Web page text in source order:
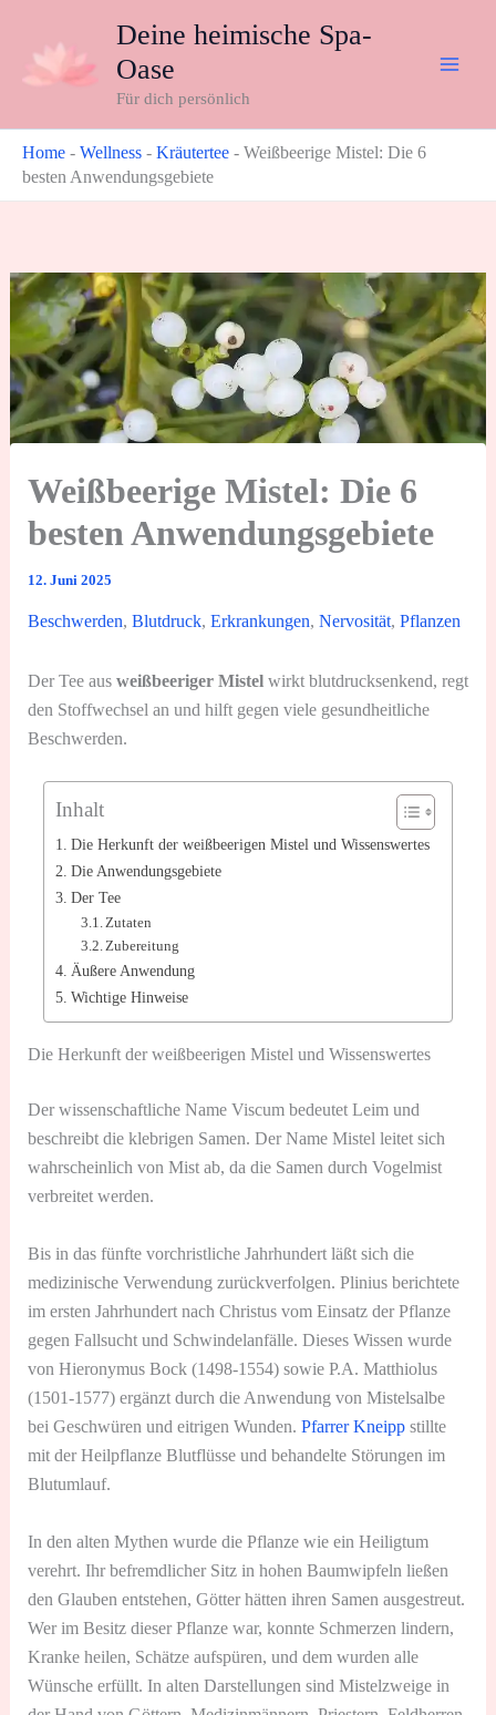
springen
Deine heimische Spa-
Oase
Für dich persönlich
Home - Wellness - Kräutertee - Weißbeerige Mistel: Die 6
besten Anwendungsgebiete
Weißbeerige Mistel: Die 6
besten Anwendungsgebiete
12. Juni 2025
Beschwerden, Blutdruck, Erkrankungen, Nervosität, Pflanzen
Der Tee aus weißbeeriger Mistelwirkt blutdrucksenkend, regt
den Stoffwechsel an und hilft gegen viele gesundheitliche
Beschwerden.
Inhalt
Die Herkunft der weißbeerigen Mistel und Wissenswertes
Die Anwendungsgebiete
Der Tee
Zutaten
Zubereitung
Äußere Anwendung
Wichtige Hinweise
Die Herkunft der weißbeerigen Mistel und Wissenswertes
Der wissenschaftliche Name Viscum bedeutet Leim und
beschreibt die klebrigen Samen. Der Name Mistel leitet sich
wahrscheinlich von Mist ab, da die Samen durch Vogelmist
verbreitet werden.
Bis in das fünfte vorchristliche Jahrhundert läßt sich die
medizinische Verwendung zurückverfolgen. Plinius berichtete
im ersten Jahrhundert nach Christus vom Einsatz der Pflanze
gegen Fallsucht und Schwindelanfälle. Dieses Wissen wurde
von Hieronymus Bock (1498-1554) sowie P.A. Matthiolus
(1501-1577) ergänzt durch die Anwendung von Mistelsalbe
bei Geschwüren und eitrigen Wunden. Pfarrer Kneippstillte
mit der Heilpflanze Blutflüsse und behandelte Störungen im
Blutumlauf.
In den alten Mythen wurde die Pflanze wie ein Heiligtum
verehrt. Ihr befremdlicher Sitz in hohen Baumwipfeln ließen
den Glauben entstehen, Götter hätten ihren Samen ausgestreut.
Wer im Besitz dieser Pflanze war, konnte Schmerzen lindern,
Kranke heilen, Schätze aufspüren, und dem wurden alle
Wünsche erfüllt. In alten Darstellungen sind Mistelzweige in